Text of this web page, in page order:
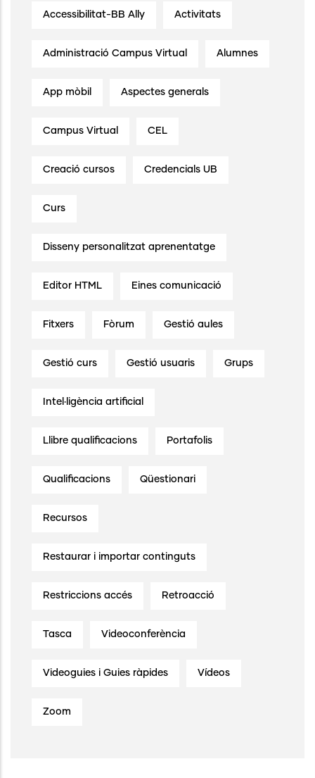
Accessibilitat-BB Ally Activitats
Administració Campus Virtual Alumnes
App mòbil Aspectes generals
Campus Virtual CEL
Creació cursos Credencials UB
Curs
Disseny personalitzat aprenentatge
Editor HTML Eines comunicació
Fitxers Fòrum Gestió aules
Gestió curs Gestió usuaris Grups
Intel·ligència artificial
Llibre qualificacions Portafolis
Qualificacions Qüestionari
Recursos
Restaurar i importar continguts
Restriccions accés Retroacció
Tasca Videoconferència
Videoguies i Guies ràpides Vídeos
Zoom